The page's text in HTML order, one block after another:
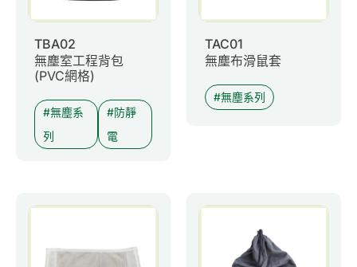
TBA02
無塵室工程背包
(PVC網格)
無塵系
列
防靜
電
TAC01
無塵布滑鼠套
無塵系列